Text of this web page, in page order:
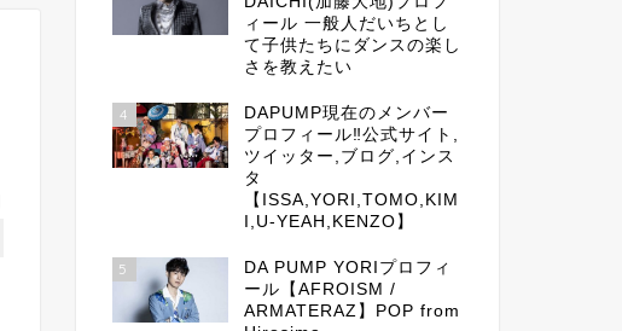
ィール 一般人だいちとし
て子供たちにダンスの楽し
さを教えたい
4
DAPUMP現在のメンバー
プロフィール‼公式サイト,
ツイッター,ブログ,インス
タ
【ISSA,YORI,TOMO,KIM
I,U-YEAH,KENZO】
5
DA PUMP YORIプロフィ
ール【AFROISM /
ARMATERAZ】POP from